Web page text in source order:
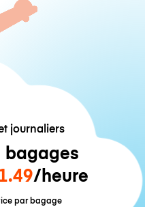
journaliers
bagages
/heure
par bagage